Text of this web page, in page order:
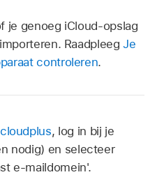
je genoeg iCloud-opslag
RaadpleegJe
controleren.
, log in bij je
nodig) en selecteer
e‑maildomein'.